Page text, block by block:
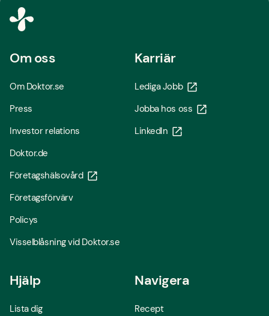
Om oss
Om Doktor.se
Press
Investor relations
Doktor.de
Företagshälsovård
Företagsförvärv
Policys
Visselblåsning vid Doktor.se
Karriär
Lediga Jobb
Jobba hos oss
LinkedIn
Hjälp
Lista dig
Navigera
Recept